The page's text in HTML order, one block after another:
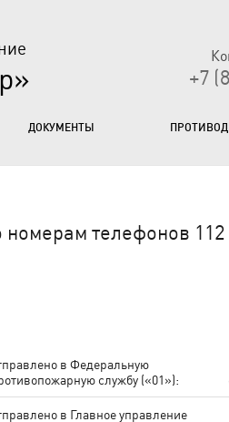
+7
ДОКУМЕНТЫ
телефонов 112
в Федеральную
службу («01»):
в Главное управление